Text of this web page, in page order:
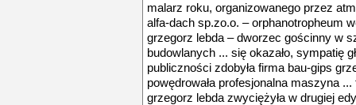
malarz roku, organizowanego przez
alfa-dach sp.zo.o. – orphanotropheum
grzegorz lebda – dworzec gościnny w
budowlanych ... się okazało, sympatię
publiczności zdobyła firma bau-gips
powędrowała profesjonalna maszyna
grzegorz lebda zwyciężyła w drugiej